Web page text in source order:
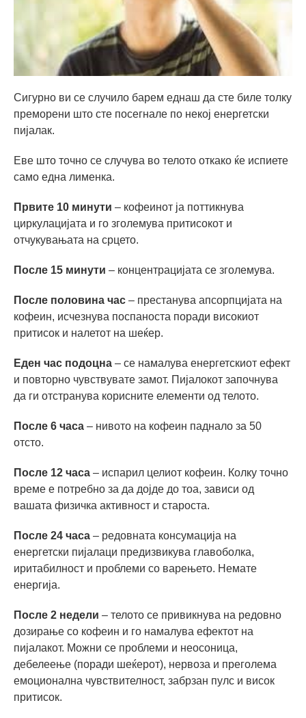
Сигурно ви се случило барем еднаш да сте биле толку
преморени што сте посегнале по некој енергетски
пијалак.
Еве што точно се случува во телото откако ќе испиете
само една лименка.
Првите 10 минути – кофеинот ја поттикнува
циркулацијата и го зголемува притисокот и
отчукувањата на срцето.
После 15 минути – концентрацијата се зголемува.
После половина час – престанува апсорпцијата на
кофеин, исчезнува поспаноста поради високиот
притисок и налетот на шеќер.
Еден час подоцна – се намалува енергетскиот ефект
и повторно чувствувате замот. Пијалокот започнува
да ги отстранува корисните елементи од телото.
После 6 часа – нивото на кофеин паднало за 50
отсто.
После 12 часа – испарил целиот кофеин. Колку точно
време е потребно за да дојде до тоа, зависи од
вашата физичка активност и староста.
После 24 часа – редовната консумација на
енергетски пијалаци предизвикува главоболка,
иритабилност и проблеми со варењето. Немате
енергија.
После 2 недели – телото се привикнува на редовно
дозирање со кофеин и го намалува ефектот на
пијалакот. Можни се проблеми и неосоница,
дебелеење (поради шеќерот), нервоза и преголема
емоционална чувствителност, забрзан пулс и висок
притисок.